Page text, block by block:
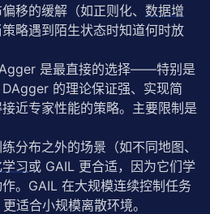
移的缓解（如正则化、 数据增
略遇到陌生状态时知道何时放
是最直接的选择——特别是
的理论保证强、实现简
近专家性能的策略。主要限制是
分布之外的场景（如不同地图、
习或 GAIL 更合适，因为它们学
。GAIL 在大规模连续控制任务
适合小规模离散环境。